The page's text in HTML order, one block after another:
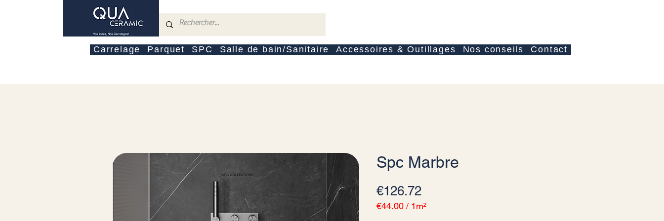
Carrelage Parquet SPC Salle de bain/Sanitaire Accessoires & Outillages Nos conseils Contact
Spc Marbre
€126.72Price
€44.00 / 1m²